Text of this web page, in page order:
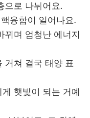
으로 나뉘어요.
융합이 일어나요.
뀌며 엄청난 에너지
거쳐 결국 태양 표
햇빛이 되는 거예